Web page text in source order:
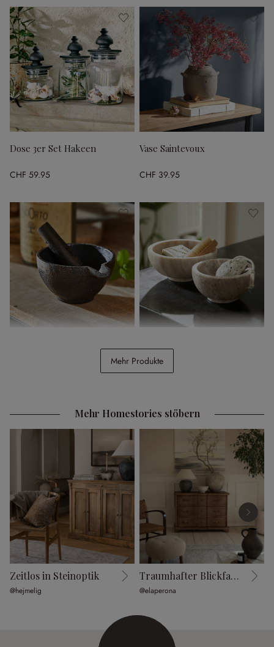
Dose 3er Set Hakeen
CHF 59.95
Vase Saintevoux
CHF 39.95
CHF 39.95
Mehr Produkte
Mehr Homestories stöbern
Zeitlos in Steinoptik
@hejmelig
Traumhafter Blickfang
@elaperona